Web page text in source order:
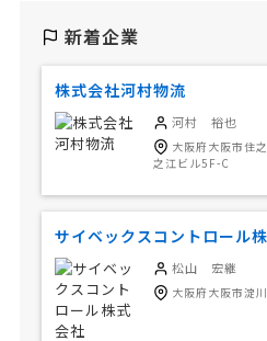
新着企業
株式会社河村物流
河村 裕也
大阪府大阪市住
之江ビル5F-C
サイベックスコントロール
松山 宏継
大阪府大阪市淀